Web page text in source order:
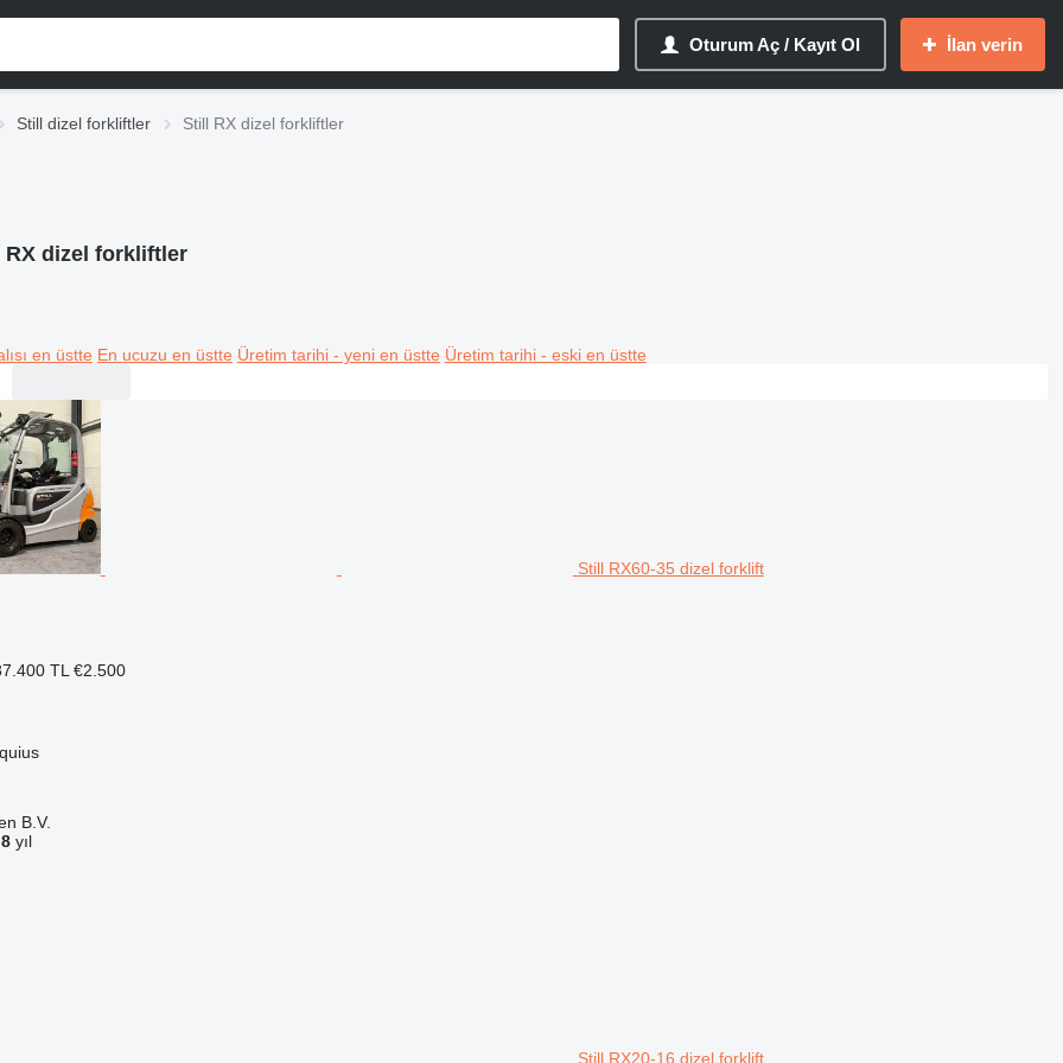
Oturum Aç / Kayıt Ol İlan verin
Still dizel forkliftler Still RX dizel forkliftler
RX dizel forkliftler
en üstte En ucuzu en üstte Üretim tarihi - yeni en üstte Üretim tarihi - eski en üstte
Still RX60-35 dizel forklift
TL €2.500
B.V.
8yıl
Still RX20-16 dizel forklift